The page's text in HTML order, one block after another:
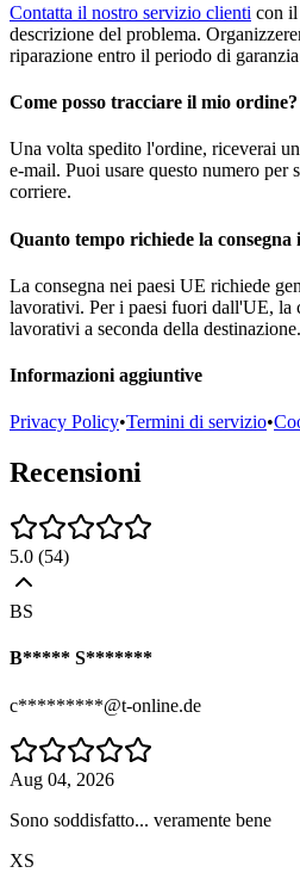
Contatta il nostro servizio clienti con il
descrizione del problema.
riparazione entro il periodo di
Come posso tracciare il mio ordine?
Una volta spedito l'ordine, riceverai
e-mail. Puoi usare questo numero per
corriere.
Quanto tempo richiede la consegna
La consegna nei paesi UE richiede
lavorativi. Per i paesi fuori dall'UE, la
lavorativi a seconda della destinazione.
Informazioni aggiuntive
Privacy Policy•Termini di servizio•
Recensioni
5.0 (54)
BS
B***** S*******
c*********@t-online.de
Aug 04, 2026
Sono soddisfatto... veramente bene
XS